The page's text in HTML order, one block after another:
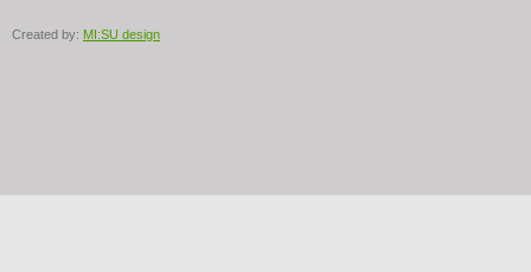
Created by: MI:SU design